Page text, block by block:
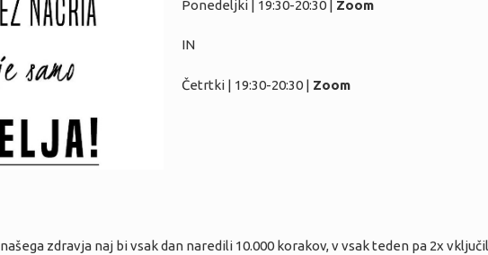
našega zdravja naj bi vsak dan naredili 10.000 korakov, v vsak teden pa 2x
Ponedeljki | 19:30-20:30 | Zoom
IN
Četrtki | 19:30-20:30 | Zoom